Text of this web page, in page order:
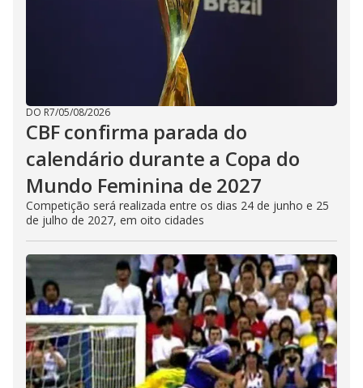
DO R7/05/08/2026
CBF confirma parada do
calendário durante a Copa do
Mundo Feminina de 2027
Competição será realizada entre os dias 24 de junho e 25
de julho de 2027, em oito cidades